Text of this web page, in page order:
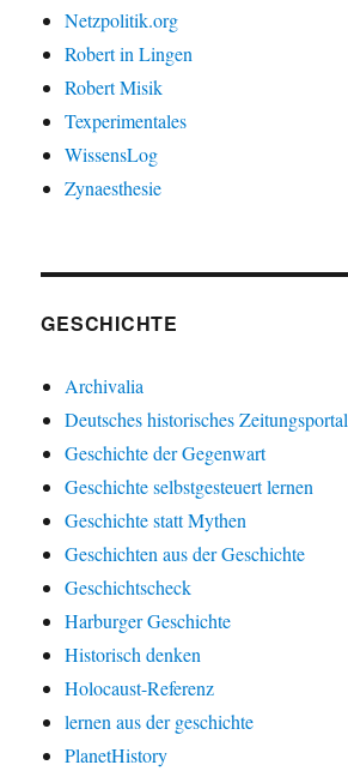
Netzpolitik.org
Robert in Lingen
Robert Misik
Texperimentales
WissensLog
Zynaesthesie
GESCHICHTE
Archivalia
Deutsches historisches Zeitungsportal
Geschichte der Gegenwart
Geschichte selbstgesteuert lernen
Geschichte statt Mythen
Geschichten aus der Geschichte
Geschichtscheck
Harburger Geschichte
Historisch denken
Holocaust-Referenz
lernen aus der geschichte
PlanetHistory